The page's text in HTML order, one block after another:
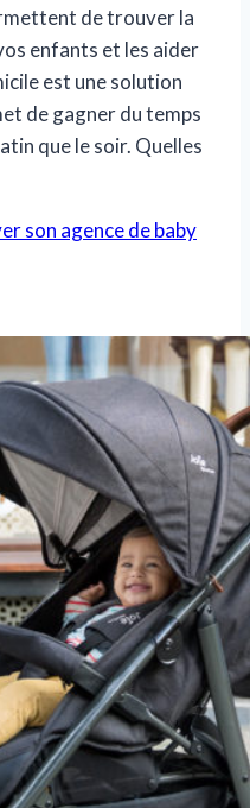
de trouver la
enfants et les aider
est une solution
de gagner du temps
que le soir. Quelles
son agence de baby